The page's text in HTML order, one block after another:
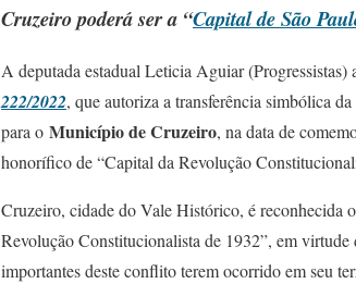
Cruzeiro poderá ser a “Capital de São
A deputada estadual Leticia Aguiar (Progressistas)
222/2022, que autoriza a transferência simbólica
para o Município de Cruzeiro, na data de
honorífico de “Capital da Revolução
Cruzeiro, cidade do Vale Histórico, é reconhecida
Revolução Constitucionalista de 1932”, em virtude
importantes deste conflito terem ocorrido em seu